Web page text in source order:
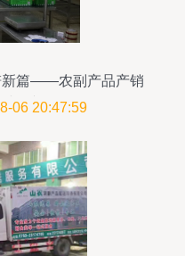
新篇——农副产品产销
振兴
06 20:47:59